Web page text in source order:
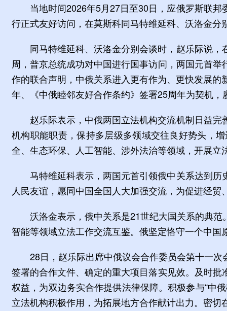
当地时间2026年5月27日至30日，应俄罗斯联
行正式友好访问，在莫斯科同马特维延科、沃洛金
同马特维延科、沃洛金分别会谈时，赵乐际说
周，普京总统成功对中国进行国事访问，两国元首
作的联合声明，中俄关系进入更有作为、更快发展
年、《中俄睦邻友好合作条约》签署25周年为契机
赵乐际表示，中俄两国立法机构交流机制日益
机构职能职责，保持多层级多领域交往良好势头，
全、生态环保、人工智能、涉外法治等领域，开展立
马特维延科表示，两国元首引领俄中关系达到
人民友谊，愿同中国全国人大加强交流，为促进经
沃洛金表示，俄中关系是21世纪大国关系的典
智能等领域立法工作交流互鉴。俄坚定恪守一个中
28日，赵乐际出席中俄议会合作委员会第十一
签署的合作文件、确定的重大项目落实见效。及时
权益，为双边务实合作提供法律保障。积极参与“中
立法机构积极作用，为拓展地方合作献计出力。密